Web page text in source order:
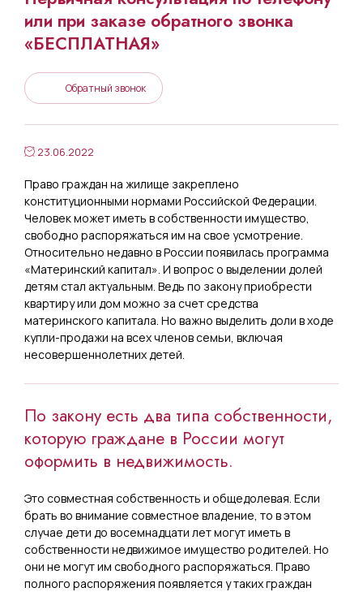
или при заказе обратного звонка
«БЕСПЛАТНАЯ»
Обратный звонок
23.06.2022
Право граждан на жилище закреплено
конституционными нормами Российской Федерации.
Человек может иметь в собственности имущество,
свободно распоряжаться им на свое усмотрение.
Относительно недавно в России появилась программа
«Материнский капитал». И вопрос о выделении долей
детям стал актуальным. Ведь по закону приобрести
квартиру или дом можно за счет средства
материнского капитала. Но важно выделить доли в ходе
купли-продажи на всех членов семьи, включая
несовершеннолетних детей.
По закону есть два типа собственности,
которую граждане в России могут
оформить в недвижимость.
Это совместная собственность и общедолевая. Если
брать во внимание совместное владение, то в этом
случае дети до восемнадцати лет могут иметь в
собственности недвижимое имущество родителей. Но
они не могут им свободного распоряжаться. Право
полного распоряжения появляется у таких граждан